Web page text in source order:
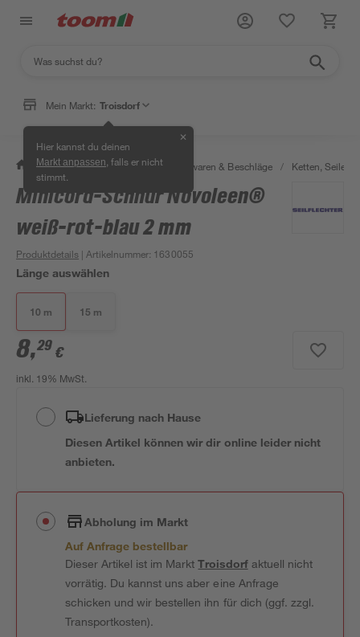
Mein Markt: Troisdorf
Hier kannst du deinen
Markt anpassen , falls er nicht
stimmt.
✕
/ Werkstatt & Maschinen / Eisenwaren & Beschläge / Ketten, Seile &
Minicord-Schnur Novoleen®
weiß-rot-blau 2 mm
Produktdetails | Artikelnummer: 1630055
Länge auswählen
10 m 15 m
8,29 €
inkl. 19% MwSt.
Lieferung nach Hause
Diesen Artikel können wir dir online leider nicht
anbieten.
Abholung im Markt
Auf Anfrage bestellbar
Dieser Artikel ist im MarktTroisdorfaktuell nicht
vorrätig. Du kannst uns aber eine Anfrage
schicken und wir bestellen ihn für dich (ggf. zzgl.
Transportkosten).